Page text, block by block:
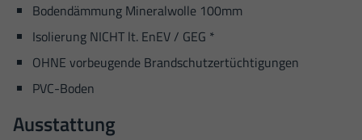
Bodendämmung Mineralwolle 100mm
Isolierung NICHT lt. EnEV / GEG *
OHNE vorbeugende Brandschutzertüchtigungen
PVC-Boden
Ausstattung